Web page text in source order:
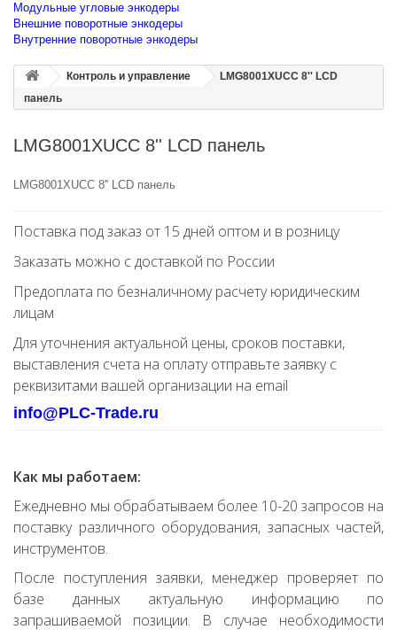
Модульные угловые энкодеры
Внешние поворотные энкодеры
Внутренние поворотные энкодеры
Контроль и управление
LMG8001XUCC 8'' LCD
панель
LMG8001XUCC 8'' LCD панель
LMG8001XUCC 8'' LCD панель
Поставка под заказ от 15 дней оптом и в розницу
Заказать можно с доставкой по России
Предоплата по безналичному расчету юридическим
лицам
Для уточнения актуальной цены, сроков поставки,
выставления счета на оплату отправьте заявку с
реквизитами вашей организации на email
info@PLC-Trade.ru
Как мы работаем:
Ежедневно мы обрабатываем более 10-20 запросов на
поставку различного оборудования, запасных частей,
инструментов.
После поступления заявки, менеджер проверяет по
базе данных актуальную информацию по
запрашиваемой позиции. В случае необходимости